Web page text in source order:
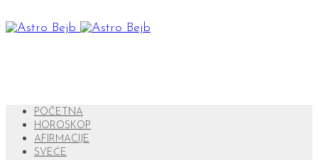
POČETNA
HOROSKOP
AFIRMACIJE
SVEĆE